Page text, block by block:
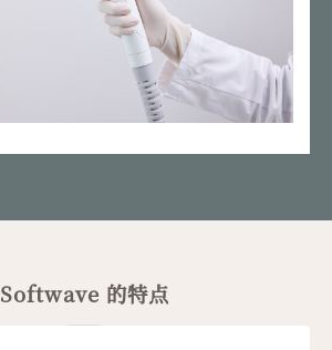
Softwave 的特点